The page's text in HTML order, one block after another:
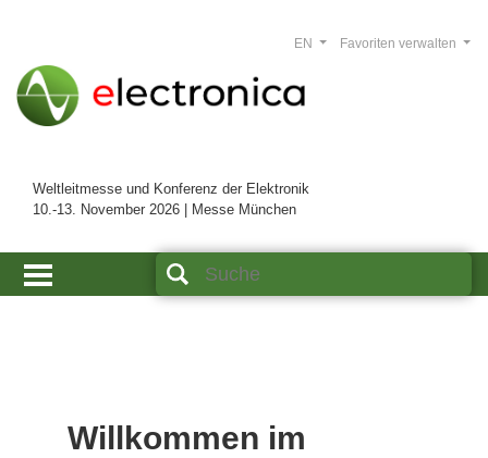
Weltleitmesse und Konferenz der Elektronik
10.-13. November 2026 | Messe München
Favoriten verwalten
EN
Willkommen im